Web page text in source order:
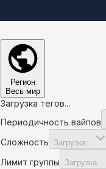
Регион
Весь мир
Загрузка тегов...
Периодичность вайпов
Сложность Загрузка...
Лимит группы Загрузка...